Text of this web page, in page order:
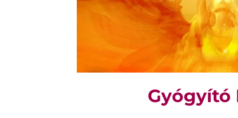
Gyógyító